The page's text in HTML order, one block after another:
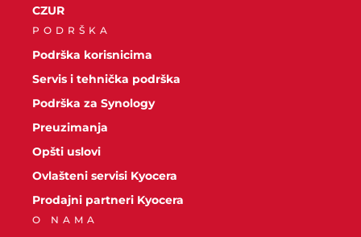
CZUR
PODRŠKA
Podrška korisnicima
Servis i tehnička podrška
Podrška za Synology
Preuzimanja
Opšti uslovi
Ovlašteni servisi Kyocera
Prodajni partneri Kyocera
O NAMA